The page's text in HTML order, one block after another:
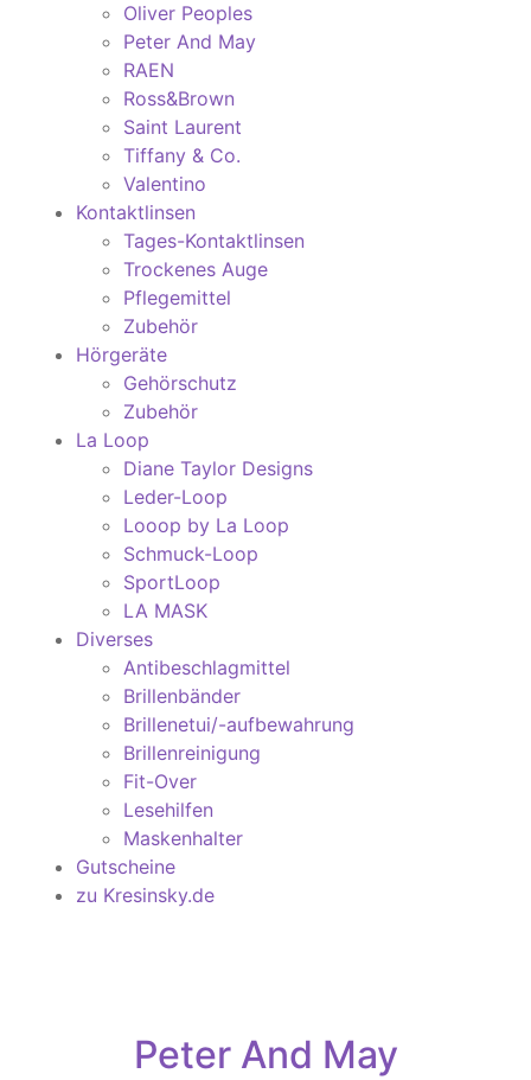
Oliver Peoples
Peter And May
RAEN
Ross&Brown
Saint Laurent
Tiffany & Co.
Valentino
Kontaktlinsen
Tages-Kontaktlinsen
Trockenes Auge
Pflegemittel
Zubehör
Hörgeräte
Gehörschutz
Zubehör
La Loop
Diane Taylor Designs
Leder-Loop
Looop by La Loop
Schmuck-Loop
SportLoop
LA MASK
Diverses
Antibeschlagmittel
Brillenbänder
Brillenetui/-aufbewahrung
Brillenreinigung
Fit-Over
Lesehilfen
Maskenhalter
Gutscheine
zu Kresinsky.de
Peter And May